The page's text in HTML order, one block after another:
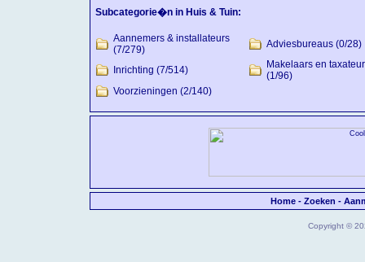
Subcategorie�n in Huis & Tuin:
Aannemers & installateurs
(7/279)
Adviesbureaus (0/28)
Inrichting (7/514)
Makelaars en
(1/96)
Voorzieningen (2/140)
Home- Zoeken -
Copyright ©